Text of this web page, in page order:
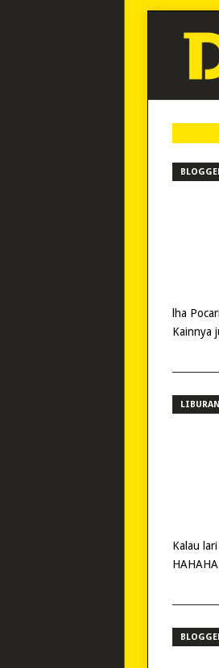
lha
Kainnya
LIBURAN
Kalau